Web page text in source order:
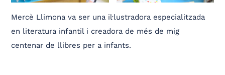
Mercè Llimona va ser una il·lustradora especialitzada
en literatura infantil i creadora de més de mig
centenar de llibres per a infants.